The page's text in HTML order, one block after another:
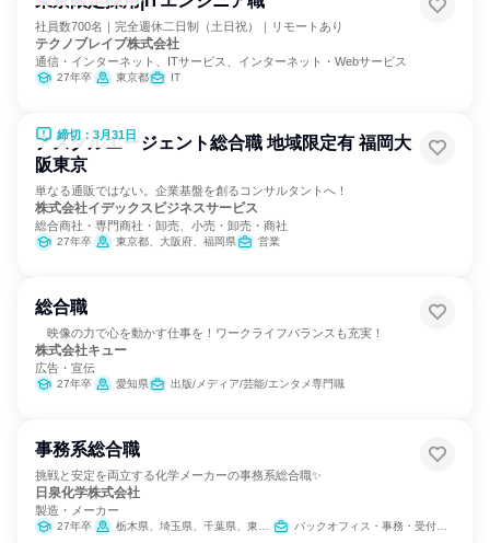
社員数700名｜完全週休二日制（土日祝）｜リモートあり
テクノブレイブ株式会社
通信・インターネット、ITサービス、インターネット・Webサービス
27年卒 東京都 IT
締切：3月31日
アスクルエージェント総合職 地域限定有 福岡大
阪東京
単なる通販ではない。企業基盤を創るコンサルタントへ！
株式会社イデックスビジネスサービス
総合商社・専門商社・卸売、小売・卸売・商社
27年卒 東京都、大阪府、福岡県 営業
総合職
映像の力で心を動かす仕事を！ワークライフバランスも充実！
株式会社キュー
広告・宣伝
27年卒 愛知県 出版/メディア/芸能/エンタメ専門職
事務系総合職
挑戦と安定を両立する化学メーカーの事務系総合職✨
日泉化学株式会社
製造・メーカー
27年卒 栃木県、埼玉県、千葉県、東京都、三重県、滋賀県、大阪府、愛媛県 バックオフィス・事務・受付、経理/税務/財務、人事、総務